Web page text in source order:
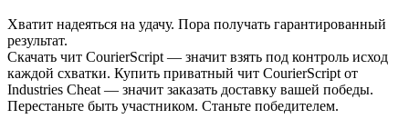
Хватит надеяться на удачу. Пора получать гарантированный
результат.
Скачать чит CourierScript — значит взять под контроль исход
каждой схватки. Купить приватный чит CourierScript от
Industries Cheat — значит заказать доставку вашей победы.
Перестаньте быть участником. Станьте победителем.